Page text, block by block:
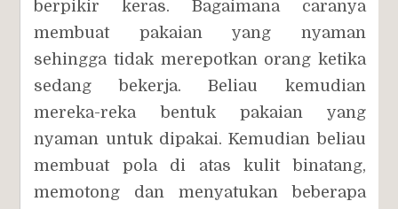
berpikir keras. Bagaimana caranya
membuat pakaian yang nyaman
sehingga tidak merepotkan orang ketika
sedang bekerja. Beliau kemudian
mereka-reka bentuk pakaian yang
nyaman untuk dipakai. Kemudian beliau
membuat pola di atas kulit binatang,
memotong dan menyatukan beberapa